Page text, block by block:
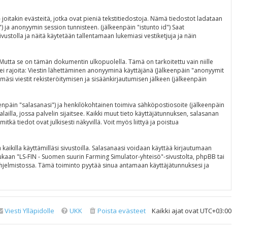
evästeitä, jotka ovat pieniä tekstitiedostoja. Nämä tiedostot ladataan
anonyymin session tunnisteen. (jälkeenpäin "istunto id") Saat
ja näitä käytetään tallentamaan lukemiasi vestiketjuja ja näin
se on tämän dokumentin ulkopuolella. Tämä on tarkoitettu vain niille
Viestin lähettäminen anonyyminä käyttäjänä (Jälkeenpäin "anonyymit
viestit rekisteröitymisen ja sisäänkirjautumisen jälkeen (jälkeenpäin
"salasanasi") ja henkilökohtainen toimiva sähköpostiosoite (jälkeenpäin
jossa palvelin sijaitsee. Kaikki muut tieto käyttäjätunnuksen, salasanan
tiedot ovat julkisesti näkyvillä. Voit myös liittyä ja poistua
käyttämilläsi sivustoilla. Salasanaasi voidaan käyttää kirjautumaan
"LS-FIN - Suomen suurin Farming Simulator-yhteisö"-sivustolta, phpBB tai
Tämä toiminto pyytää sinua antamaan käyttäjätunnuksesi ja
Kaikki ajat ovatUTC+03:00
Poista evästeet
UKK
Viesti Ylläpidolle